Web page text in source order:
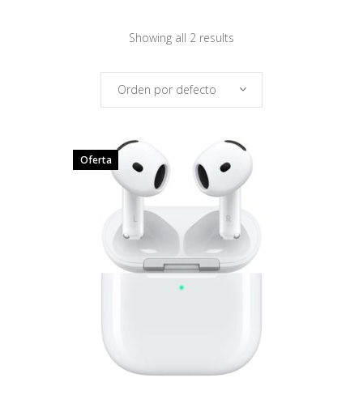
Showing all 2 results
Orden por defecto
Oferta